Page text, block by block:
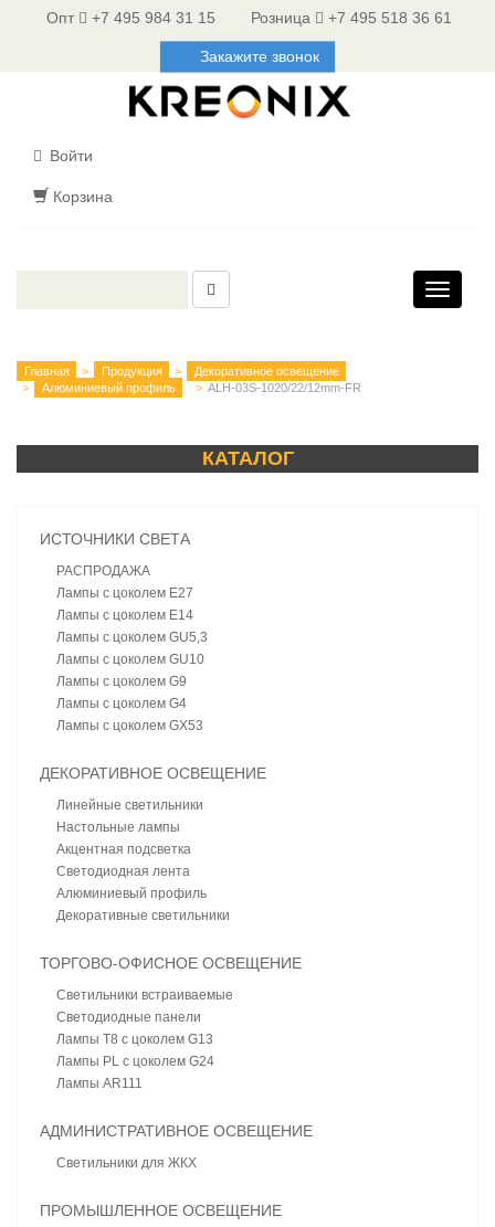
Опт +7 495 984 31 15 Розница +7 495 518 36 61
Закажите звонок
Войти
Корзина
Toggle
Главная Продукция
Декоративное освещение
Алюминиевый профиль
ALH-03S-1020/22/12mm-FR
КАТАЛОГ
ИСТОЧНИКИ СВЕТА
РАСПРОДАЖА
Лампы с цоколем E27
Лампы с цоколем E14
Лампы с цоколем GU5,3
Лампы с цоколем GU10
Лампы с цоколем G9
Лампы с цоколем G4
Лампы с цоколем GX53
ДЕКОРАТИВНОЕ ОСВЕЩЕНИЕ
Линейные светильники
Настольные лампы
Акцентная подсветка
Светодиодная лента
Алюминиевый профиль
Декоративные светильники
ТОРГОВО-ОФИСНОЕ ОСВЕЩЕНИЕ
Светильники встраиваемые
Светодиодные панели
Лампы T8 с цоколем G13
Лампы PL с цоколем G24
Лампы AR111
АДМИНИСТРАТИВНОЕ ОСВЕЩЕНИЕ
Светильники для ЖКХ
ПРОМЫШЛЕННОЕ ОСВЕЩЕНИЕ